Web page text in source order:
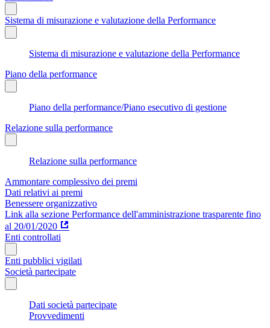
Sistema di misurazione e valutazione della Performance
Sistema di misurazione e valutazione della Performance
Piano della performance
Piano della performance/Piano esecutivo di gestione
Relazione sulla performance
Relazione sulla performance
Ammontare complessivo dei premi
Dati relativi ai premi
Benessere organizzativo
Link alla sezione Performance dell'amministrazione trasparente fino
al 20/01/2020
Enti controllati
Enti pubblici vigilati
Società partecipate
Dati società partecipate
Provvedimenti